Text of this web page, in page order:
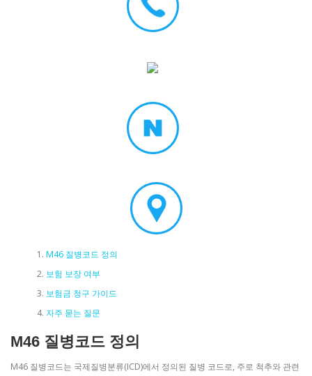
M46 질병코드 정의
보험 보장 여부
보험금 청구 가이드
자주 묻는 질문
M46 질병코드 정의
M46 질병코드는 국제질병분류(ICD)에서 정의된 질병 코드로, 주로 척추와 관련